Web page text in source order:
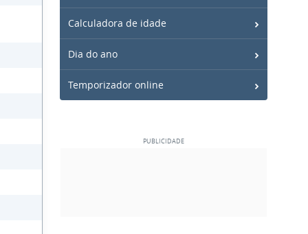
Calculadora de idade
Dia do ano
Temporizador online